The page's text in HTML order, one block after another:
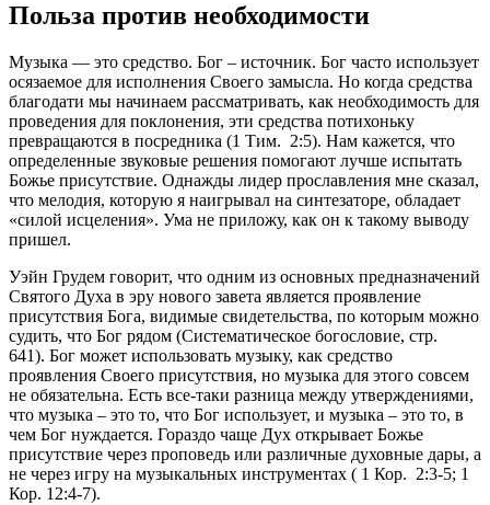
Польза против необходимости
Музыка — это средство. Бог – источник. Бог часто использует
осязаемое для исполнения Своего замысла. Но когда средства
благодати мы начинаем рассматривать, как необходимость для
проведения для поклонения, эти средства потихоньку
превращаются в посредника (1 Тим. 2:5). Нам кажется, что
определенные звуковые решения помогают лучше испытать
Божье присутствие. Однажды лидер прославления мне сказал,
что мелодия, которую я наигрывал на синтезаторе, обладает
«силой исцеления». Ума не приложу, как он к такому выводу
пришел.
Уэйн Грудем говорит, что одним из основных предназначений
Святого Духа в эру нового завета является проявление
присутствия Бога, видимые свидетельства, по которым можно
судить, что Бог рядом (Систематическое богословие, стр.
641). Бог может использовать музыку, как средство
проявления Своего присутствия, но музыка для этого совсем
не обязательна. Есть все-таки разница между утверждениями,
что музыка – это то, что Бог использует, и музыка – это то, в
чем Бог нуждается. Гораздо чаще Дух открывает Божье
присутствие через проповедь или различные духовные дары, а
не через игру на музыкальных инструментах ( 1 Кор. 2:3-5; 1
Кор. 12:4-7).